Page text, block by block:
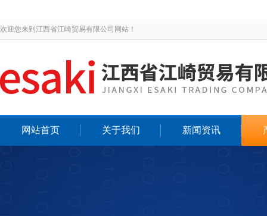
欢迎您来到江西省江崎贸易有限公司网站！
网站首页 关于我们 新闻资讯